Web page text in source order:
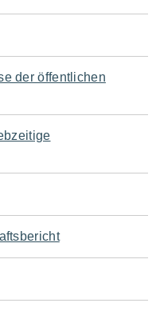
der öffentlichen